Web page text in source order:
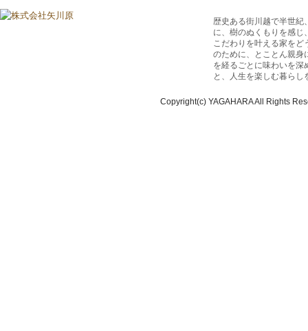
歴史ある街川越で半世紀
に、樹のぬくもりを感じ
こだわりを叶える家をど
のために、とことん親身
を経るごとに味わいを深
と、人生を楽しむ暮ら
Copyright(c) YAGAHARA All Rights